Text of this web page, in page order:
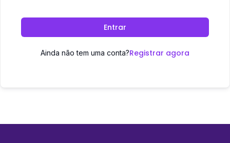
Entrar
Ainda não tem uma conta?Registrar agora